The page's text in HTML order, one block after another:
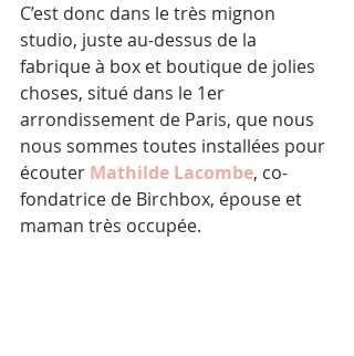
C’est donc dans le très mignon
studio, juste au-dessus de la
fabrique à box et boutique de jolies
choses, situé dans le 1er
arrondissement de Paris, que nous
nous sommes toutes installées pour
écouter Mathilde Lacombe, co-
fondatrice de Birchbox, épouse et
maman très occupée.